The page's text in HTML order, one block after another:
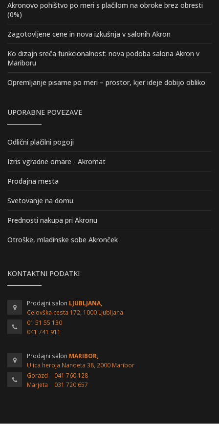
Akronovo pohištvo po meri s plačilom na obroke brez obresti
(0%)
Zagotovljene cene in nova izkušnja v salonih Akron
Ko dizajn sreča funkcionalnost: nova podoba salona Akron v
Mariboru
Opremljanje pisarne po meri – prostor, kjer ideje dobijo obliko
UPORABNE POVEZAVE
Odlični plačilni pogoji
Izris vgradne omare - Akromat
Prodajna mesta
Svetovanje na domu
Prednosti nakupa pri Akronu
Otroške, mladinske sobe Akronček
KONTAKTNI PODATKI
Prodajni salon LJUBLJANA,
Celovška cesta 172, 1000 Ljubljana
01 51 55 130
041 741 911
Prodajni salon MARIBOR,
Ulica heroja Nandeta 38, 2000 Maribor
Gorazd
041 760 128
Marjeta
031 720 657